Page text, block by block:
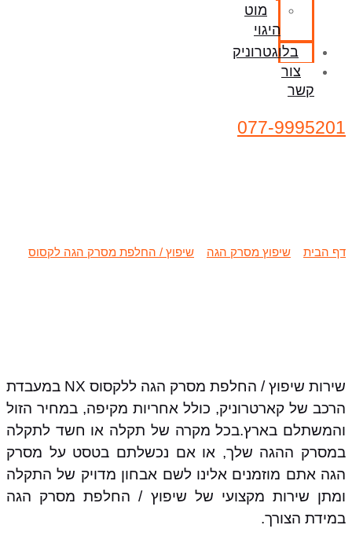
מוט
היגוי
בלוגטרוניק
צור
קשר
077-9995201
דף הבית שיפוץ מסרק הגה שיפוץ / החלפת מסרק הגה לקסוס
שירות שיפוץ / החלפת מסרק הגה ללקסוס NX במעבדת
הרכב של קארטרוניק, כולל אחריות מקיפה, במחיר הזול
והמשתלם בארץ.בכל מקרה של תקלה או חשד לתקלה
במסרק ההגה שלך, או אם נכשלתם בטסט על מסרק
הגה אתם מוזמנים אלינו לשם אבחון מדויק של התקלה
ומתן שירות מקצועי של שיפוץ / החלפת מסרק הגה
במידת הצורך.